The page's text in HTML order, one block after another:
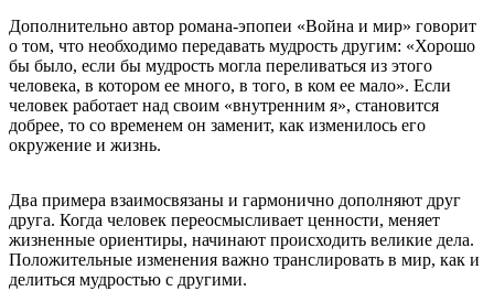
Дополнительно автор романа-эпопеи «Война и мир» говорит
о том, что необходимо передавать мудрость другим: «Хорошо
бы было, если бы мудрость могла переливаться из этого
человека, в котором ее много, в того, в ком ее мало». Если
человек работает над своим «внутренним я», становится
добрее, то со временем он заменит, как изменилось его
окружение и жизнь.
Два примера взаимосвязаны и гармонично дополняют друг
друга. Когда человек переосмысливает ценности, меняет
жизненные ориентиры, начинают происходить великие дела.
Положительные изменения важно транслировать в мир, как и
делиться мудростью с другими.